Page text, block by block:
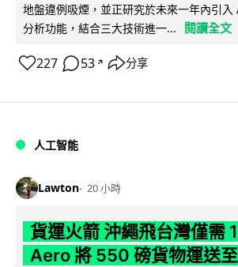
地盤違例吸煙，並正研究於未來一年內引入
分析功能，結合三大技術進一...
閱讀全文
227 53 ↗ 分享
人工智能
Lawton 20 小時
貨運火箭 沖繩飛台灣僅需
Aero 將 550 磅貨物運送